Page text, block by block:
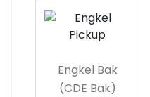
Engkel Bak
(CDE Bak)